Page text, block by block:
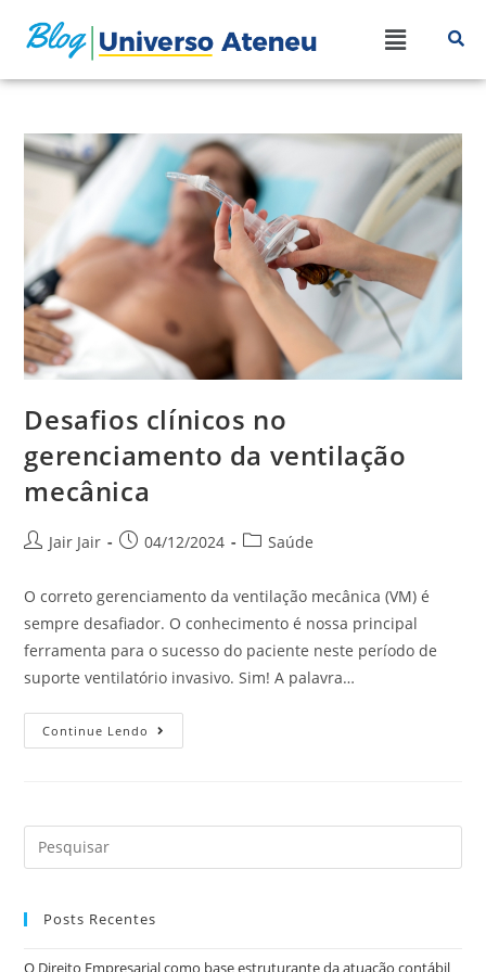
Desafios clínicos no
gerenciamento da ventilação
mecânica
Jair Jair 04/12/2024 Saúde
O correto gerenciamento da ventilação mecânica (VM) é
sempre desafiador. O conhecimento é nossa principal
ferramenta para o sucesso do paciente neste período de
suporte ventilatório invasivo. Sim! A palavra…
Continue Lendo
Posts Recentes
O Direito Empresarial como base estruturante da atuação contábil